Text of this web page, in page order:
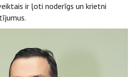
ir ļoti noderīgs un krietni